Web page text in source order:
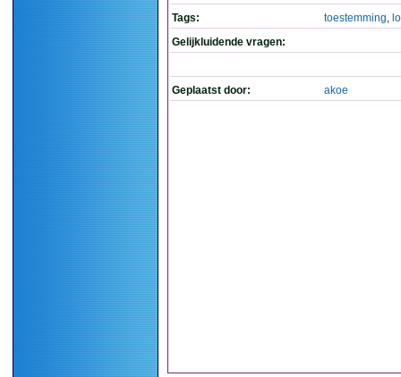
Tags: toestemming,
Gelijkluidende vragen:
Geplaatst door: akoe